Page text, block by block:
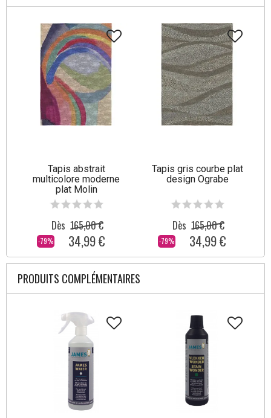
Tapis abstrait
multicolore moderne
plat Molin
-79%
Dès 165,00 €
34,99 €
Tapis gris courbe plat
design Ograbe
-79%
Dès 165,00 €
34,99 €
PRODUITS COMPLÉMENTAIRES